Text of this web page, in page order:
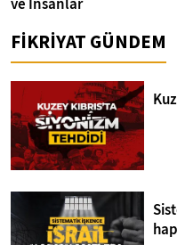
FİKRİYAT GÜNDEM